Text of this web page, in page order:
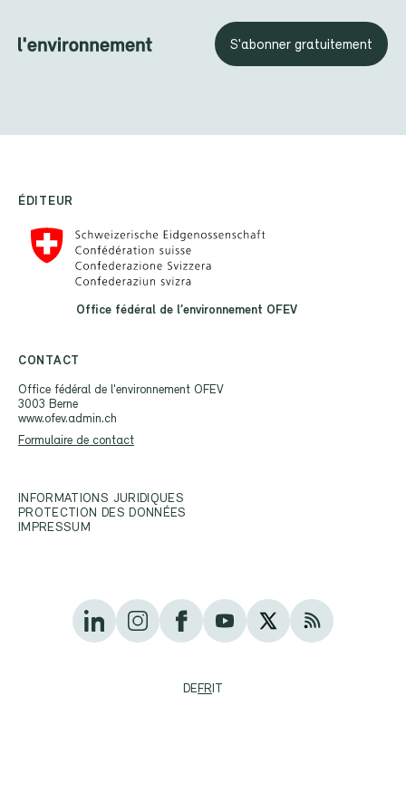
S'abonner gratuitement
ÉDITEUR
Office fédéral de l’environnement OFEV
CONTACT
Office fédéral de l'environnement OFEV
3003 Berne
www.ofev.admin.ch
Formulaire de contact
INFORMATIONS JURIDIQUES
PROTECTION DES DONNÉES
IMPRESSUM
DEFRIT